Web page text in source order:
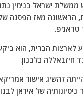
ממשלת ישראל בנימין
הראשונה מאז הפסגה
טראמפ.
לארצות הברית, הוא
חיזבאללה בלבנון.
להשיג אישור
ניסיונותיה של איראן